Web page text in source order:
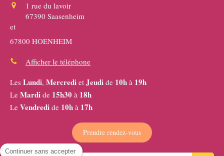
1 rue du lavoir
67390 Saasenheim
et
67800 HOENHEIM
Afficher le téléphone
Les Lundi, Mercredi et Jeudi de 10h à 19h
Le Mardi de 15h30 à 18h
Le Vendredi de 10h à 17h
Prendre rendez-vous
Continuer sans accepter